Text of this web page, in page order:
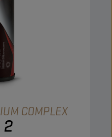
COMPLEX
2